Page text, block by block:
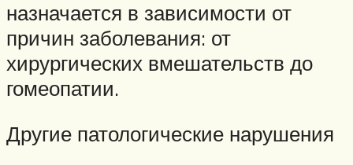
назначается в зависимости от
причин заболевания: от
хирургических вмешательств до
гомеопатии.
Другие патологические нарушения